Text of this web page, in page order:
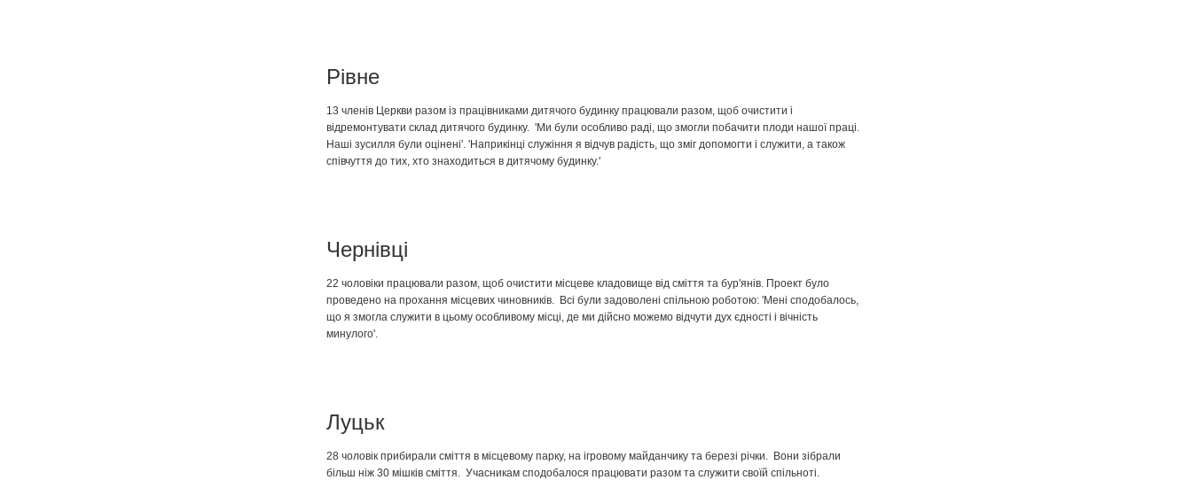
Рівне
13 членів Церкви разом із працівниками дитячого будинку працювали разом, щоб очистити і
відремонтувати склад дитячого будинку. 'Ми були особливо раді, що змогли побачити плоди нашої праці.
Наші зусилля були оцінені'. 'Наприкінці служіння я відчув радість, що зміг допомогти і служити, а також
співчуття до тих, хто знаходиться в дитячому будинку.'
Чернівці
22 чоловіки працювали разом, щоб очистити місцеве кладовище від сміття та бур'янів. Проект було
проведено на прохання місцевих чиновників. Всі були задоволені спільною роботою: 'Мені сподобалось,
що я змогла служити в цьому особливому місці, де ми дійсно можемо відчути дух єдності і вічність
минулого'.
Луцьк
28 чоловік прибирали сміття в місцевому парку, на ігровому майданчику та березі річки. Вони зібрали
більш ніж 30 мішків сміття. Учасникам сподобалося працювати разом та служити своїй спільноті.